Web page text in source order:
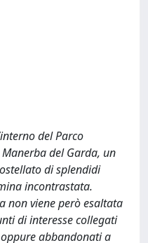
del Parco
del Garda, un
di splendidi
incontrastata.
non viene però esaltata
di interesse collegati
abbandonati a